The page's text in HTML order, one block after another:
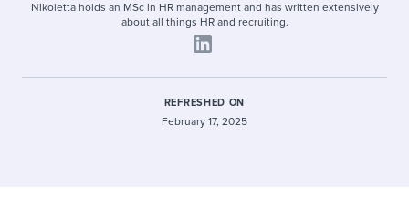
Nikoletta holds an MSc in HR management and has written extensively
about all things HR and recruiting.
REFRESHED ON
February 17, 2025